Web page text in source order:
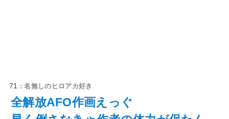
71 : 名無しのヒロアカ好き
全解放AFO作画えっぐ